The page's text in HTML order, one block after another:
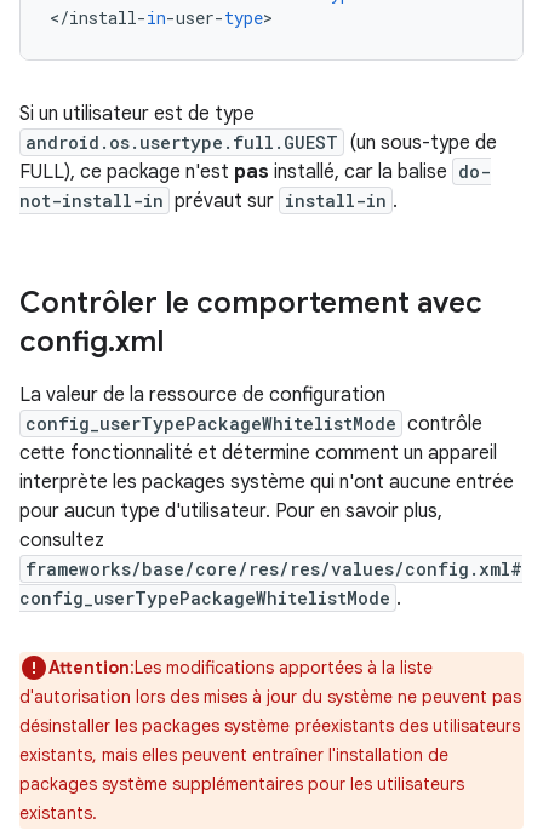
</install-in-user-type>
Si un utilisateur est de type
android.os.usertype.full.GUEST (un sous-type de
FULL), ce package n'est pas installé, car la balise do-
not-install-in prévaut sur install-in .
Contrôler le comportement avec
config.xml
La valeur de la ressource de configuration
config_userTypePackageWhitelistMode contrôle
cette fonctionnalité et détermine comment un appareil
interprète les packages système qui n'ont aucune entrée
pour aucun type d'utilisateur. Pour en savoir plus,
consultez
frameworks/base/core/res/res/values/config.xml#
config_userTypePackageWhitelistMode .
Attention:Les modifications apportées à la liste
d'autorisation lors des mises à jour du système ne peuvent pas
désinstaller les packages système préexistants des utilisateurs
existants, mais elles peuvent entraîner l'installation de
packages système supplémentaires pour les utilisateurs
existants.